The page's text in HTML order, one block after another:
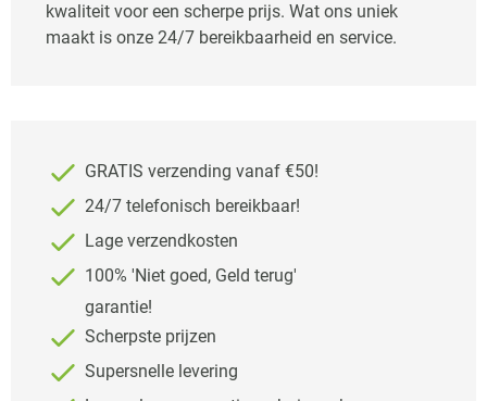
kwaliteit voor een scherpe prijs. Wat ons uniek
maakt is onze 24/7 bereikbaarheid en service.
GRATIS verzending vanaf €50!
24/7 telefonisch bereikbaar!
Lage verzendkosten
100% 'Niet goed, Geld terug'
garantie!
Scherpste prijzen
Supersnelle levering